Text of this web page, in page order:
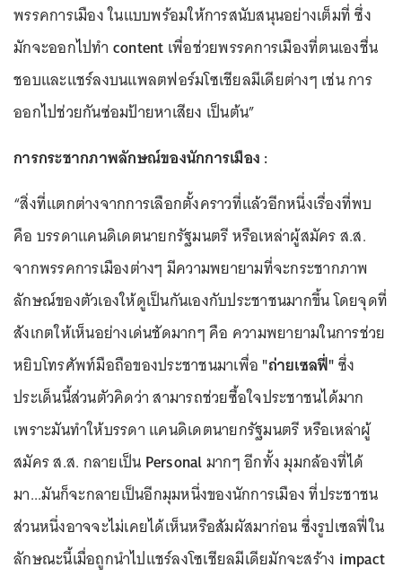
พรรคการเมือง ในแบบพร้อมให้การสนับสนุนอย่างเต็มที่ ซึ่ง
มักจะออกไปทำ content เพื่อช่วยพรรคการเมืองที่ตนเองชื่น
ชอบและแชร์ลงบนแพลตฟอร์มโซเชียลมีเดียต่างๆ เช่น การ
ออกไปช่วยกันซ่อมป้ายหาเสียง เป็นต้น”
การกระชากภาพลักษณ์ของนักการเมือง :
“สิ่งที่แตกต่างจากการเลือกตั้งคราวที่แล้วอีกหนึ่งเรื่องที่พบ
คือ บรรดาแคนดิเดตนายกรัฐมนตรี หรือเหล่าผู้สมัคร ส.ส.
จากพรรคการเมืองต่างๆ มีความพยายามที่จะกระชากภาพ
ลักษณ์ของตัวเองให้ดูเป็นกันเองกับประชาชนมากขึ้น โดยจุดที่
สังเกตให้เห็นอย่างเด่นชัดมากๆ คือ ความพยายามในการช่วย
หยิบโทรศัพท์มือถือของประชาชนมาเพื่อ "ถ่ายเซลฟี่"ซึ่ง
ประเด็นนี้ส่วนตัวคิดว่า สามารถช่วยซื้อใจประชาชนได้มาก
เพราะมันทำให้บรรดา แคนดิเดตนายกรัฐมนตรี หรือเหล่าผู้
สมัคร ส.ส. กลายเป็น Personalมากๆ อีกทั้ง มุมกล้องที่ได้
มา...มันก็จะกลายเป็นอีกมุมหนึ่งของนักการเมือง ที่ประชาชน
ส่วนหนึ่งอาจจะไม่เคยได้เห็นหรือสัมผัสมาก่อน ซึ่งรูปเซลฟี่ใน
ลักษณะนี้เมื่อถูกนำไปแชร์ลงโซเชียลมีเดียมักจะสร้าง impact